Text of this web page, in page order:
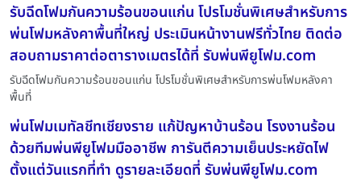
รับฉีดโฟมกันความร้อนขอนแก่น โปรโมชั่นพิเศษสำหรับการ
พ่นโฟมหลังคาพื้นที่ใหญ่ ประเมินหน้างานฟรีทั่วไทย ติดต่อ
สอบถามราคาต่อตารางเมตรได้ที่ รับพ่นพียูโฟม.com
รับฉีดโฟมกันความร้อนขอนแก่น โปรโมชั่นพิเศษสำหรับการพ่นโฟมหลังคา
พื้นที่
พ่นโฟมเมทัลชีทเชียงราย แก้ปัญหาบ้านร้อน โรงงานร้อน
ด้วยทีมพ่นพียูโฟมมืออาชีพ การันตีความเย็นประหยัดไฟ
ตั้งแต่วันแรกที่ทำ ดูรายละเอียดที่ รับพ่นพียูโฟม.com